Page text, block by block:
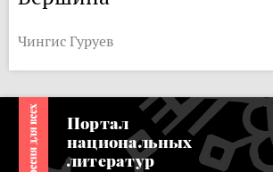
Чингис Гуруев
Портал
национальных
литератур